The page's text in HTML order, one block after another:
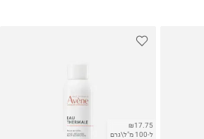
₪17.75
ל-100 מ"ל\גרם